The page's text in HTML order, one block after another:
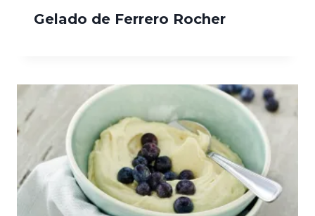
Gelado de Ferrero Rocher